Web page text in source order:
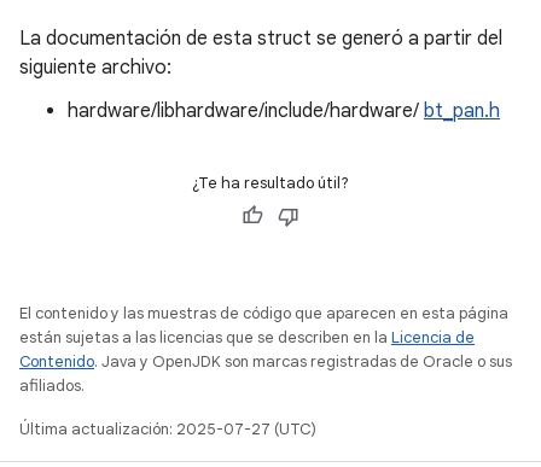
La documentación de esta struct se generó a partir del
siguiente archivo:
hardware/libhardware/include/hardware/ bt_pan.h
¿Te ha resultado útil?
El contenido y las muestras de código que aparecen en esta página
están sujetas a las licencias que se describen en la Licencia de
Contenido. Java y OpenJDK son marcas registradas de Oracle o sus
afiliados.
Última actualización: 2025-07-27 (UTC)